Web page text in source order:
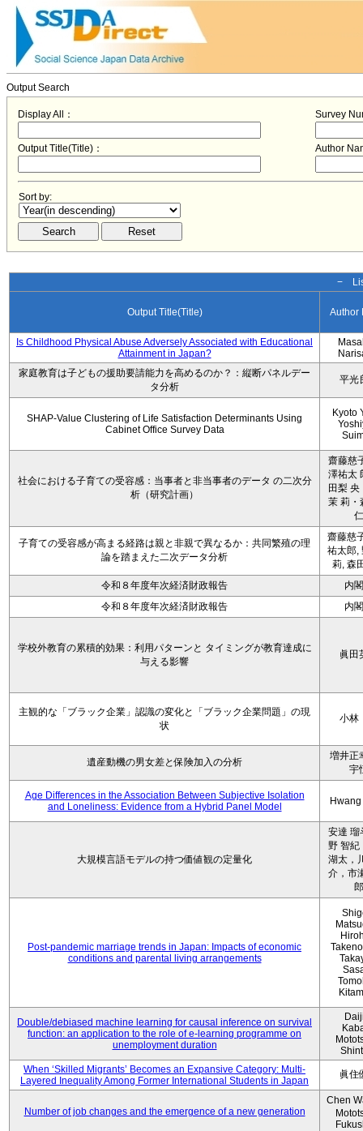
Output Search
Display All： Survey
Output Title(Title)： Author
Sort by:
−
Output Title(Title) Author
Is Childhood Physical Abuse Adversely Associated with Educational
Attainment in Japan?
家庭教育は子どもの援助要請能力を高めるのか？：縦断パネルデー
タ分析
平光
SHAP-Value Clustering of Life Satisfaction Determinants Using
Cabinet Office Survey Data
Kyoto
社会における子育ての受容感：当事者と非当事者のデータ の二次分
析（研究計画）
齋藤慈
澤祐太
田梨 央
茉 莉・
仁
子育ての受容感が高まる経路は親と非親で異なるか：共同繁殖の理
論を踏まえた二次データ分析
齋藤慈
祐太郎,
莉, 森
令和８年度年次経済財政報告
内
令和８年度年次経済財政報告
内
学校外教育の累積的効果：利用パターンと タイミングが教育達成に
与える影響
眞田
主観的な「ブラック企業」認識の変化と「ブラック企業問題」の現
状
小
遺産動機の男女差と保険加入の分析
増井正
宇
Age Differences in the Association Between Subjective Isolation
and Loneliness: Evidence from a Hybrid Panel Model
大規模言語モデルの持つ価値観の定量化
安達 瑠
野 智紀
湖太，
介，市
郎
Post-pandemic marriage trends in Japan: Impacts of economic
conditions and parental living arrangements
Double/debiased machine learning for causal inference on survival
function: an application to the role of e-learning programme on
unemployment duration
When ‘Skilled Migrants’ Becomes an Expansive Category: Multi-
Layered Inequality Among Former International Students in Japan
眞住
Number of job changes and the emergence of a new generation
Chen